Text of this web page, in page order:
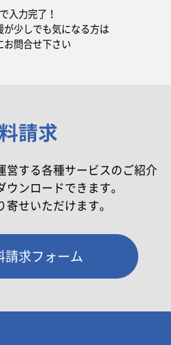
入力完了！
が少しでも気になる方は
お問合せ下さい
請求
営する各種サービスのご紹介
ウンロードできます。
寄せいただけます。
請求フォーム